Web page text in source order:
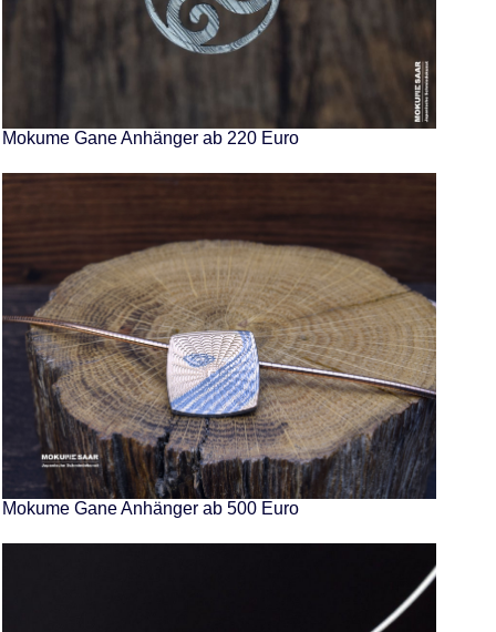
Mokume Gane Anhänger ab 220 Euro
Mokume Gane Anhänger ab 500 Euro